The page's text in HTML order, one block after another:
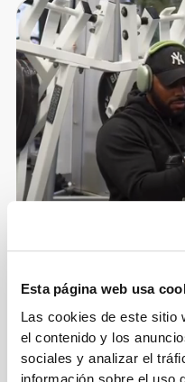
Esta página web usa
Las cookies de este sitio
el contenido y los
sociales y analizar el
información sobre el uso
Edney Pinto